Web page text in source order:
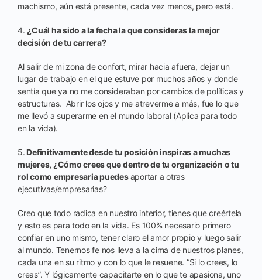
machismo, aún está presente, cada vez menos, pero está.
4. ¿Cuál ha sido a la fecha la que consideras la mejor
decisión de tu carrera?
Al salir de mi zona de confort, mirar hacia afuera, dejar un
lugar de trabajo en el que estuve por muchos años y donde
sentía que ya no me consideraban por cambios de políticas y
estructuras. Abrir los ojos y me atreverme a más, fue lo que
me llevó a superarme en el mundo laboral (Aplica para todo
en la vida).
5.Definitivamente desde tu posición inspiras a muchas
mujeres, ¿Cómo crees que dentro de tu organización o tu
rol como empresaria puedesaportar a otras
ejecutivas/empresarias?
Creo que todo radica en nuestro interior, tienes que creértela
y esto es para todo en la vida. Es 100% necesario primero
confiar en uno mismo, tener claro el amor propio y luego salir
al mundo. Tenernos fe nos lleva a la cima de nuestros planes,
cada una en su ritmo y con lo que le resuene. “Si lo crees, lo
creas”. Y lógicamente capacitarte en lo que te apasiona, uno